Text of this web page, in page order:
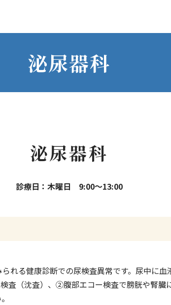
泌尿器科
泌尿器科
診療日：木曜日 9:00～13:00
れる健康診断での尿検査異常です。尿中に
査（沈査）、②腹部エコー検査で膀胱や腎